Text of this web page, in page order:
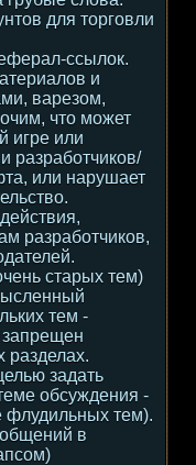
для торговли
ссылок.
и
варезом,
что может
игре или
разработчиков/
или нарушает
разработчиков,
старых тем)
тем -
запрещен
разделах.
задать
обсуждения -
флудильных тем).
в